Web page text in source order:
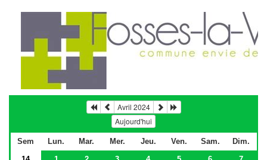
Avril 2024
Aujourd'hui
Sem Lun. Mar. Mer. Jeu. Ven. Sam.
Dim.